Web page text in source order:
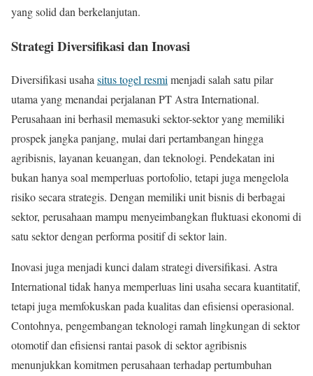
yang solid dan berkelanjutan.
Strategi Diversifikasi dan Inovasi
Diversifikasi usahasitus togel resmimenjadi salah satu pilar
utama yang menandai perjalanan PT Astra International.
Perusahaan ini berhasil memasuki sektor-sektor yang memiliki
prospek jangka panjang, mulai dari pertambangan hingga
agribisnis, layanan keuangan, dan teknologi. Pendekatan ini
bukan hanya soal memperluas portofolio, tetapi juga mengelola
risiko secara strategis. Dengan memiliki unit bisnis di berbagai
sektor, perusahaan mampu menyeimbangkan fluktuasi ekonomi di
satu sektor dengan performa positif di sektor lain.
Inovasi juga menjadi kunci dalam strategi diversifikasi. Astra
International tidak hanya memperluas lini usaha secara kuantitatif,
tetapi juga memfokuskan pada kualitas dan efisiensi operasional.
Contohnya, pengembangan teknologi ramah lingkungan di sektor
otomotif dan efisiensi rantai pasok di sektor agribisnis
menunjukkan komitmen perusahaan terhadap pertumbuhan